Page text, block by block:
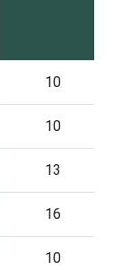
10
10
13
16
10